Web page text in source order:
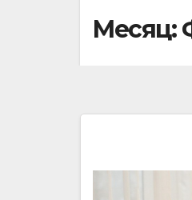
Месяц: